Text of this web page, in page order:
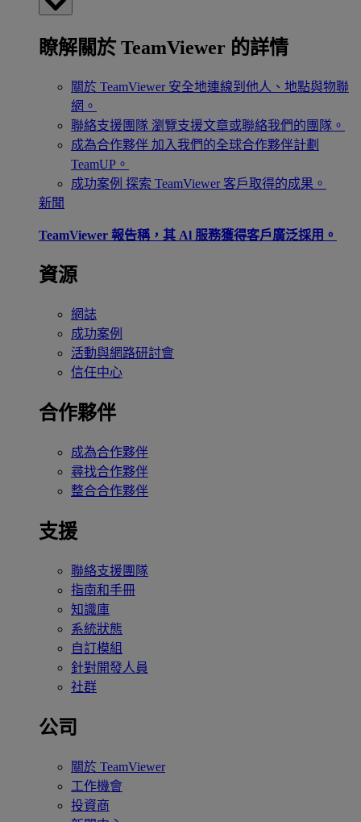
瞭解關於 TeamViewer 的詳情
關於 TeamViewer 安全地連線到他人、地點與物聯
網。
聯絡支援團隊 瀏覽支援文章或聯絡我們的團隊。
成為合作夥伴 加入我們的全球合作夥伴計劃
TeamUP。
成功案例 探索 TeamViewer 客戶取得的成果。
新聞
TeamViewer 報告稱，其 Al 服務獲得客戶廣泛採用。
資源
網誌
成功案例
活動與網路研討會
信任中心
合作夥伴
成為合作夥伴
尋找合作夥伴
整合合作夥伴
支援
聯絡支援團隊
指南和手冊
知識庫
系統狀態
自訂模組
針對開發人員
社群
公司
關於 TeamViewer
工作機會
投資商